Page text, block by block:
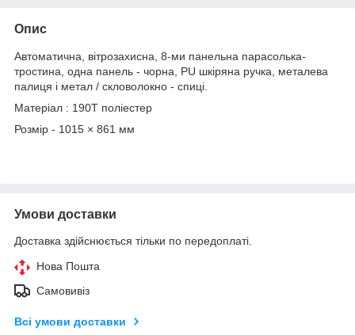
Опис
Автоматична, вітрозахисна, 8-ми панельна парасолька-
тростина, одна панель - чорна, PU шкіряна ручка, металева
палиця і метал / скловолокно - спиці.
Матеріал : 190T поліестер
Розмір - 1015 × 861 мм
Умови доставки
Доставка здійснюється тільки по передоплаті.
Нова Пошта
Самовивіз
Всі умови доставки